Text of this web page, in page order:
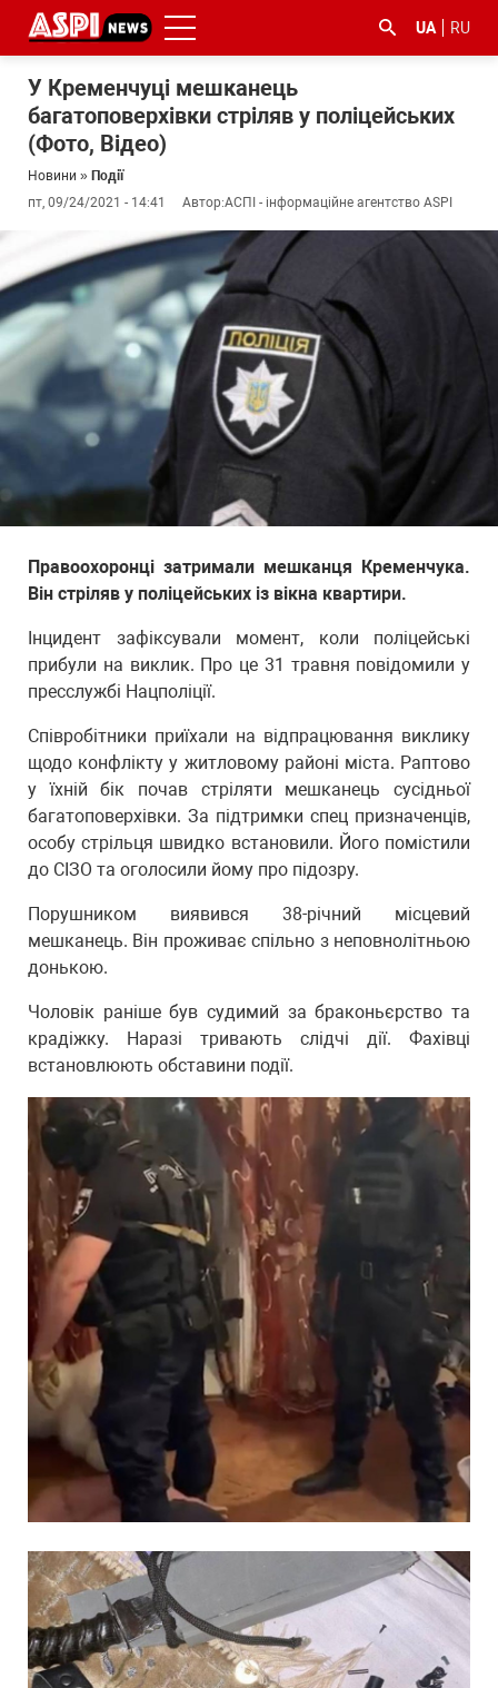
UA RU
У Кременчуці мешканець
багатоповерхівки стріляв у поліцейських
(Фото, Відео)
Новини » Події
пт, 09/24/2021 - 14:41
Автор:АСПІ - інформаційне агентство ASPI
Правоохоронці затримали мешканця Кременчука.
Він стріляв у поліцейських із вікна квартири.
Інцидент зафіксували момент, коли поліцейські
прибули на виклик. Про це 31 травня повідомили у
пресслужбі Нацполіції.
Співробітники приїхали на відпрацювання виклику
щодо конфлікту у житловому районі міста. Раптово
у їхній бік почав стріляти мешканець сусідньої
багатоповерхівки. За підтримки спец призначенців,
особу стрільця швидко встановили. Його помістили
до СІЗО та оголосили йому про підозру.
Порушником виявився 38-річний місцевий
мешканець. Він проживає спільно з неповнолітньою
донькою.
Чоловік раніше був судимий за браконьєрство та
крадіжку. Наразі тривають слідчі дії. Фахівці
встановлюють обставини події.
#боротьба
з
корупцією
#ДФС #Київ #коронавірус